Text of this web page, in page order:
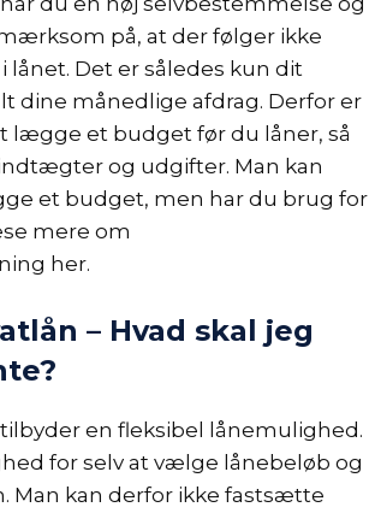
på, at der følger ikke
lånet. Det er således kun dit
dine månedlige afdrag. Derfor er
lægge et budget før du låner, så
og udgifter. Man kan
et budget, men har du brug for
mere om
her.
– Hvad skal jeg
en fleksibel lånemulighed.
for selv at vælge lånebeløb og
Man kan derfor ikke fastsætte